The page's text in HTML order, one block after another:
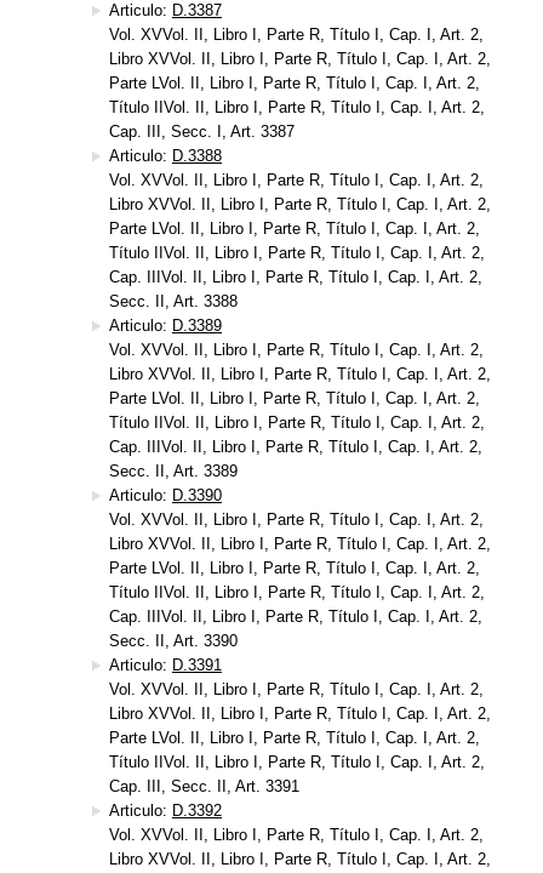
Articulo: D.3387
Vol. XVVol. II, Libro I, Parte R, Título I, Cap. I, Art. 2,
Libro XVVol. II, Libro I, Parte R, Título I, Cap. I, Art. 2,
Parte LVol. II, Libro I, Parte R, Título I, Cap. I, Art. 2,
Título IIVol. II, Libro I, Parte R, Título I, Cap. I, Art. 2,
Cap. III, Secc. I, Art. 3387
Articulo: D.3388
Vol. XVVol. II, Libro I, Parte R, Título I, Cap. I, Art. 2,
Libro XVVol. II, Libro I, Parte R, Título I, Cap. I, Art. 2,
Parte LVol. II, Libro I, Parte R, Título I, Cap. I, Art. 2,
Título IIVol. II, Libro I, Parte R, Título I, Cap. I, Art. 2,
Cap. IIIVol. II, Libro I, Parte R, Título I, Cap. I, Art. 2,
Secc. II, Art. 3388
Articulo: D.3389
Vol. XVVol. II, Libro I, Parte R, Título I, Cap. I, Art. 2,
Libro XVVol. II, Libro I, Parte R, Título I, Cap. I, Art. 2,
Parte LVol. II, Libro I, Parte R, Título I, Cap. I, Art. 2,
Título IIVol. II, Libro I, Parte R, Título I, Cap. I, Art. 2,
Cap. IIIVol. II, Libro I, Parte R, Título I, Cap. I, Art. 2,
Secc. II, Art. 3389
Articulo: D.3390
Vol. XVVol. II, Libro I, Parte R, Título I, Cap. I, Art. 2,
Libro XVVol. II, Libro I, Parte R, Título I, Cap. I, Art. 2,
Parte LVol. II, Libro I, Parte R, Título I, Cap. I, Art. 2,
Título IIVol. II, Libro I, Parte R, Título I, Cap. I, Art. 2,
Cap. IIIVol. II, Libro I, Parte R, Título I, Cap. I, Art. 2,
Secc. II, Art. 3390
Articulo: D.3391
Vol. XVVol. II, Libro I, Parte R, Título I, Cap. I, Art. 2,
Libro XVVol. II, Libro I, Parte R, Título I, Cap. I, Art. 2,
Parte LVol. II, Libro I, Parte R, Título I, Cap. I, Art. 2,
Título IIVol. II, Libro I, Parte R, Título I, Cap. I, Art. 2,
Cap. III, Secc. II, Art. 3391
Articulo: D.3392
Vol. XVVol. II, Libro I, Parte R, Título I, Cap. I, Art. 2,
Libro XVVol. II, Libro I, Parte R, Título I, Cap. I, Art. 2,